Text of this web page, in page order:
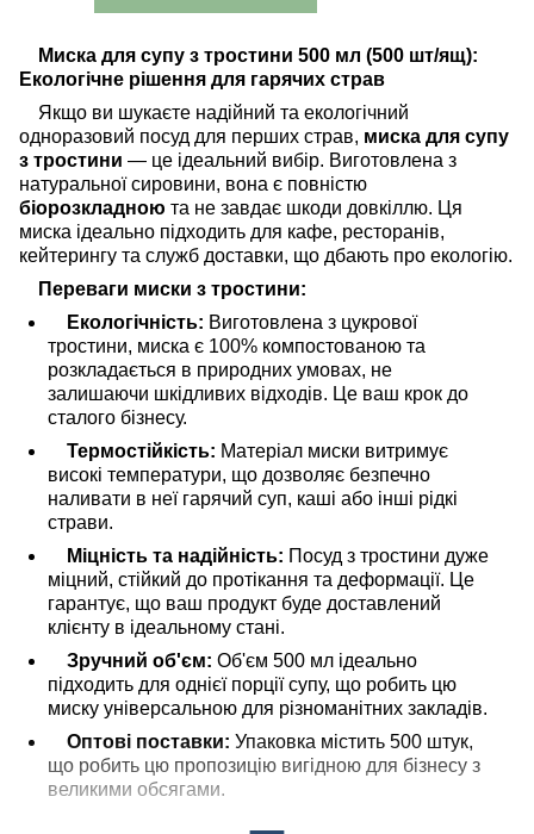
Миска для супу з тростини 500 мл (500 шт/ящ):
Екологічне рішення для гарячих страв
Якщо ви шукаєте надійний та екологічний
одноразовий посуд для перших страв, миска для супу
з тростини — це ідеальний вибір. Виготовлена з
натуральної сировини, вона є повністю
біорозкладною та не завдає шкоди довкіллю. Ця
миска ідеально підходить для кафе, ресторанів,
кейтерингу та служб доставки, що дбають про екологію.
Переваги миски з тростини:
Екологічність: Виготовлена з цукрової
тростини, миска є 100% компостованою та
розкладається в природних умовах, не
залишаючи шкідливих відходів. Це ваш крок до
сталого бізнесу.
Термостійкість: Матеріал миски витримує
високі температури, що дозволяє безпечно
наливати в неї гарячий суп, каші або інші рідкі
страви.
Міцність та надійність: Посуд з тростини дуже
міцний, стійкий до протікання та деформації. Це
гарантує, що ваш продукт буде доставлений
клієнту в ідеальному стані.
Зручний об'єм: Об'єм 500 мл ідеально
підходить для однієї порції супу, що робить цю
миску універсальною для різноманітних закладів.
Оптові поставки: Упаковка містить 500 штук,
що робить цю пропозицію вигідною для бізнесу з
великими обсягами.